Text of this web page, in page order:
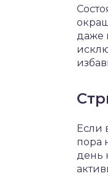
даже
Если
пора
день